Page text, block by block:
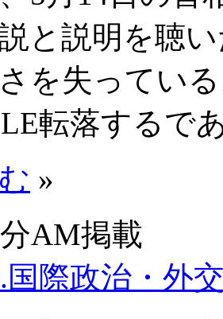
と説明を聴
を失ってい
転落する
»
AM掲載
国際政治・外